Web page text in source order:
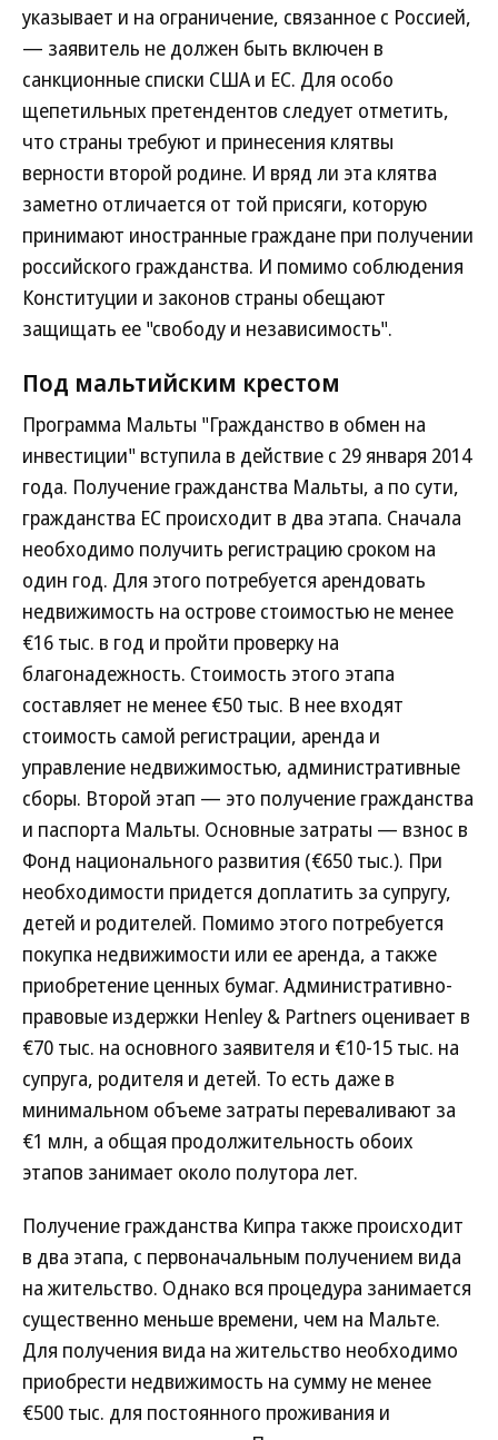
указывает и на ограничение, связанное с Россией,
— заявитель не должен быть включен в
санкционные списки США и ЕС. Для особо
щепетильных претендентов следует отметить,
что страны требуют и принесения клятвы
верности второй родине. И вряд ли эта клятва
заметно отличается от той присяги, которую
принимают иностранные граждане при получении
российского гражданства. И помимо соблюдения
Конституции и законов страны обещают
защищать ее "свободу и независимость".
Под мальтийским крестом
Программа Мальты "Гражданство в обмен на
инвестиции" вступила в действие с 29 января 2014
года. Получение гражданства Мальты, а по сути,
гражданства ЕС происходит в два этапа. Сначала
необходимо получить регистрацию сроком на
один год. Для этого потребуется арендовать
недвижимость на острове стоимостью не менее
€16 тыс. в год и пройти проверку на
благонадежность. Стоимость этого этапа
составляет не менее €50 тыс. В нее входят
стоимость самой регистрации, аренда и
управление недвижимостью, административные
сборы. Второй этап — это получение гражданства
и паспорта Мальты. Основные затраты — взнос в
Фонд национального развития (€650 тыс.). При
необходимости придется доплатить за супругу,
детей и родителей. Помимо этого потребуется
покупка недвижимости или ее аренда, а также
приобретение ценных бумаг. Административно-
правовые издержки Henley & Partners оценивает в
€70 тыс. на основного заявителя и €10-15 тыс. на
супруга, родителя и детей. То есть даже в
минимальном объеме затраты переваливают за
€1 млн, а общая продолжительность обоих
этапов занимает около полутора лет.
Получение гражданства Кипра также происходит
в два этапа, с первоначальным получением вида
на жительство. Однако вся процедура занимается
существенно меньше времени, чем на Мальте.
Для получения вида на жительство необходимо
приобрести недвижимость на сумму не менее
€500 тыс. для постоянного проживания и